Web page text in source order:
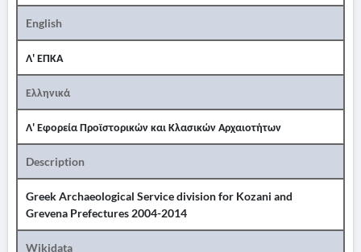
English
Λ' ΕΠΚΑ
Ελληνικά
Λ' Εφορεία Προϊστορικών και Κλασικών Αρχαιοτήτων
Description
Greek Archaeological Service division for Kozani and
Grevena Prefectures 2004-2014
Wikidata